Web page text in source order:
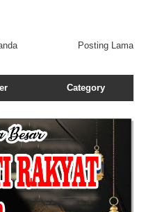
Posting Lama
Category